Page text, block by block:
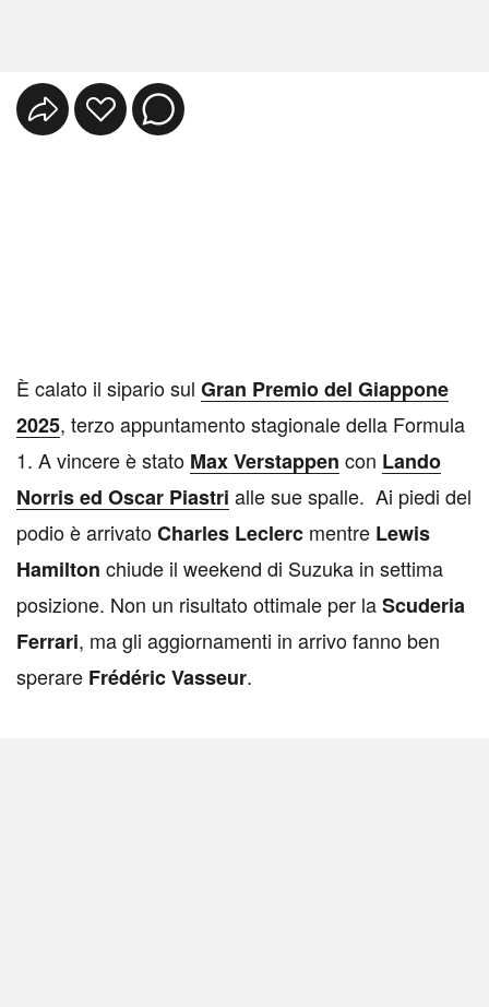
È calato il sipario sul Gran Premio del Giappone
2025, terzo appuntamento stagionale della Formula
1. A vincere è stato Max Verstappen con Lando
Norris ed Oscar Piastri alle sue spalle. Ai piedi del
podio è arrivatoCharles Leclerc mentre Lewis
Hamilton chiude il weekend di Suzuka in settima
posizione. Non un risultato ottimale per laScuderia
Ferrari, ma gli aggiornamenti in arrivo fanno ben
sperare Frédéric Vasseur.